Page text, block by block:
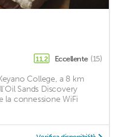
11,2 Eccellente (15)
College, a 8 km
Sands Discovery
la connessione WiFi